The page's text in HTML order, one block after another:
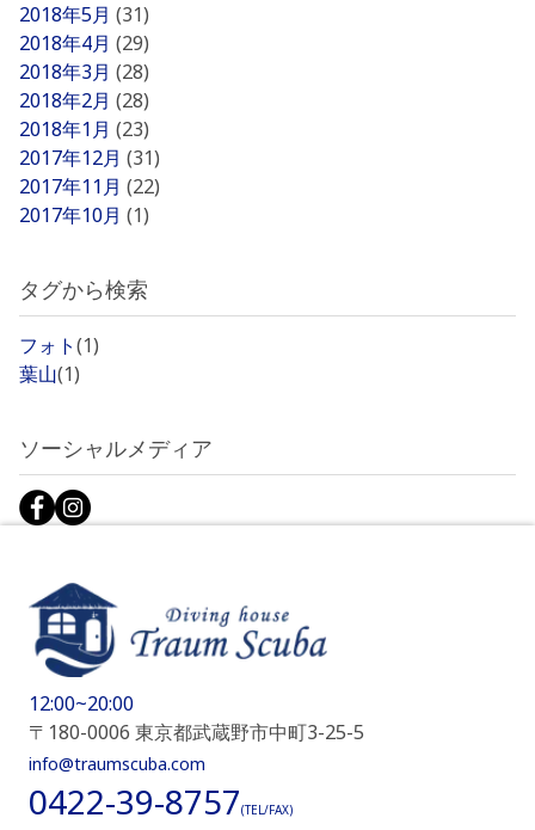
2018年5月 (31)
2018年4月 (29)
2018年3月 (28)
2018年2月 (28)
2018年1月 (23)
2017年12月 (31)
2017年11月 (22)
2017年10月 (1)
タグから検索
フォト(1)
葉山(1)
ソーシャルメディア
12:00~20:00
〒180-0006 東京都武蔵野市中町3-25-5
info@traumscuba.com
0422-39-8757(TEL/FAX)